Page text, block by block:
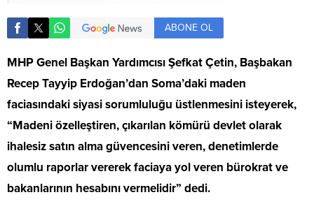
ABONE OL
MHP Genel Başkan Yardımcısı Şefkat Çetin, Başbakan
Recep Tayyip Erdoğan’dan Soma’daki maden
faciasındaki siyasi sorumluluğu üstlenmesini isteyerek,
“Madeni özelleştiren, çıkarılan kömürü devlet olarak
ihalesiz satın alma güvencesini veren, denetimlerde
olumlu raporlar vererek faciaya yol veren bürokrat ve
bakanlarının hesabını vermelidir” dedi.